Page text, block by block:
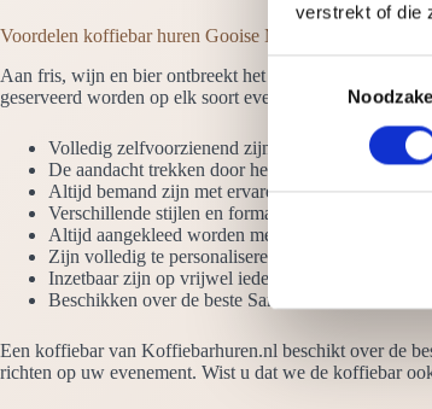
verstrekt of die
o
s
e
m
m
i
g
Voordelen koffiebar huren Gooise Meren
Aan fris, wijn en bier ontbreekt het meestal niet op een
geserveerd worden op elk soort evenement. Waarom
Volledig zelfvoorzienend zijn. We hebben alleen
De aandacht trekken door het hoogglans design
Altijd bemand zijn met ervaren barista’s die raad
Verschillende stijlen en formaten hebben. Bekijk
Altijd aangekleed worden met vazen koffiebonen
Zijn volledig te personaliseren met jouw logo
Inzetbaar zijn op vrijwel iedere plek, zowel binnen
Beschikken over de beste San Remo-koffiemolens
Een koffiebar van Koffiebarhuren.nl beschikt over de
richten op uw evenement. Wist u dat we de koffiebar